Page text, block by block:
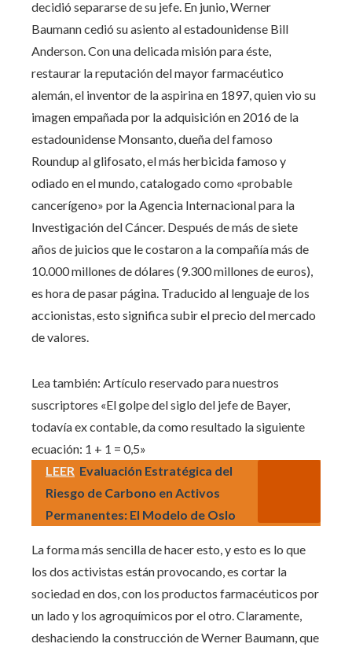
decidió separarse de su jefe. En junio, Werner
Baumann cedió su asiento al estadounidense Bill
Anderson. Con una delicada misión para éste,
restaurar la reputación del mayor farmacéutico
alemán, el inventor de la aspirina en 1897, quien vio su
imagen empañada por la adquisición en 2016 de la
estadounidense Monsanto, dueña del famoso
Roundup al glifosato, el más herbicida famoso y
odiado en el mundo, catalogado como «probable
cancerígeno» por la Agencia Internacional para la
Investigación del Cáncer. Después de más de siete
años de juicios que le costaron a la compañía más de
10.000 millones de dólares (9.300 millones de euros),
es hora de pasar página. Traducido al lenguaje de los
accionistas, esto significa subir el precio del mercado
de valores.
Lea también: Artículo reservado para nuestros
suscriptores «El golpe del siglo del jefe de Bayer,
todavía ex contable, da como resultado la siguiente
ecuación: 1 + 1 = 0,5»
LEER Evaluación Estratégica del
Riesgo de Carbono en Activos
Permanentes: El Modelo de Oslo
La forma más sencilla de hacer esto, y esto es lo que
los dos activistas están provocando, es cortar la
sociedad en dos, con los productos farmacéuticos por
un lado y los agroquímicos por el otro. Claramente,
deshaciendo la construcción de Werner Baumann, que